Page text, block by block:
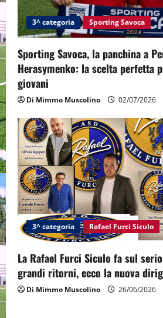
3^ categoria Sporting Savoca
Sporting Savoca, la panchina a
Herasymenko: la scelta perfetta
giovani
Di Mimmo Muscolino 02/07/2026
3^ categoria Rafael Furci Siculo
La Rafael Furci Siculo fa sul
grandi ritorni, ecco la nuova
Di Mimmo Muscolino 26/06/2026